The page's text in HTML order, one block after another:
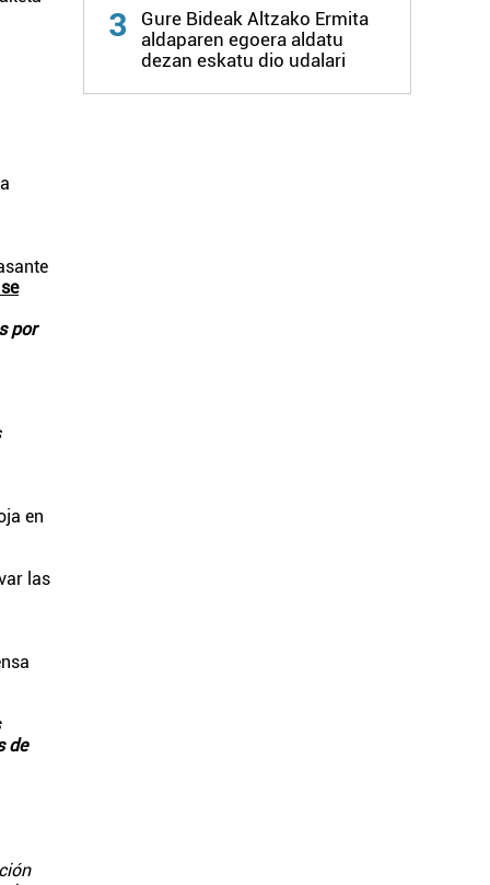
por
en
las
de
3
Gure Bideak Altzako Ermita
aldaparen egoera aldatu
dezan eskatu dio udalari